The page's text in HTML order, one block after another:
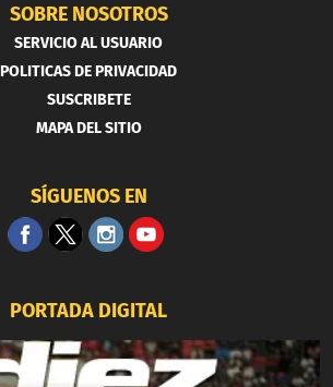
SOBRE NOSOTROS
SERVICIO AL USUARIO
POLITICAS DE PRIVACIDAD
SUSCRIBETE
MAPA DEL SITIO
SÍGUENOS EN
PORTADA DIGITAL